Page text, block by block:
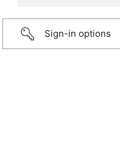
Sign-in options